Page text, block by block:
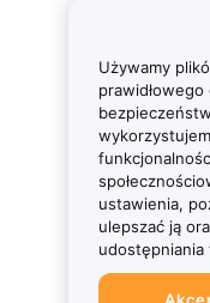
Używamy
prawidłowego
ustawienia,
ulepszać ją
udostępniania